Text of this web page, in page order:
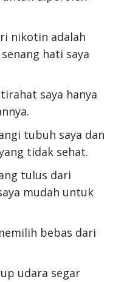
nikotin adalah
hati saya
saya hanya
tubuh saya dan
tidak sehat.
tulus dari
mudah untuk
bebas dari
udara segar